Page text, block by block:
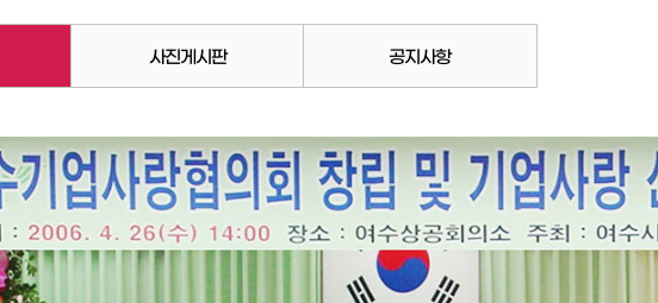
사진게시판 공지사항